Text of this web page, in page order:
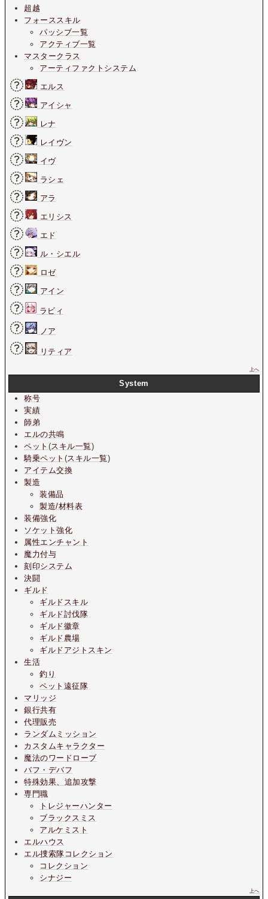
超越
フォーススキル
パッシブ一覧
アクティブ一覧
マスタークラス
アーティファクトシステム
エルス
アイシャ
レナ
レイヴン
イヴ
ラシェ
アラ
エリシス
エド
ル・シエル
ロゼ
アイン
ラビィ
ノア
リティア
上へ
System
称号
実績
師弟
エルの共鳴
ペット (スキル一覧)
騎乗ペット (スキル一覧)
アイテム交換
製造
装備品
製造/材料表
装備強化
ソケット強化
属性エンチャント
魔力付与
刻印システム
決闘
ギルド
ギルドスキル
ギルド討伐隊
ギルド徽章
ギルド農場
ギルドアジトスキン
生活
釣り
ペット遠征隊
マリッジ
銀行共有
代理販売
ランダムミッション
カスタムキャラクター
魔法のワードローブ
バフ・デバフ
特殊効果、追加攻撃
専門職
トレジャーハンター
ブラックスミス
アルケミスト
エルハウス
エル捜索隊コレクション
コレクション
シナジー
上へ